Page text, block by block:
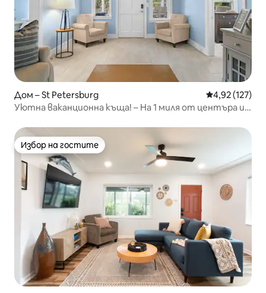
Дом – St Petersburg Средна
4,92 (127)
Уютна ваканционна къща! – На 1 миля от центъра и
Избор на гостите
Избор на гостите